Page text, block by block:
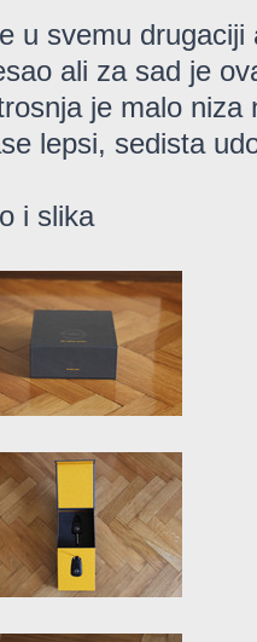
u svemu
ali za sad je
je malo niza
lepsi, sedista
i slika